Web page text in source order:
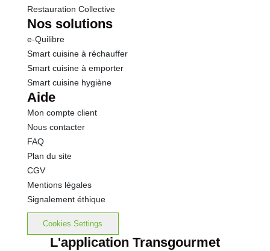
Restauration Collective
Nos solutions
e-Quilibre
Smart cuisine à réchauffer
Smart cuisine à emporter
Smart cuisine hygiène
Aide
Mon compte client
Nous contacter
FAQ
Plan du site
CGV
Mentions légales
Signalement éthique
Cookies Settings
L'application Transgourmet